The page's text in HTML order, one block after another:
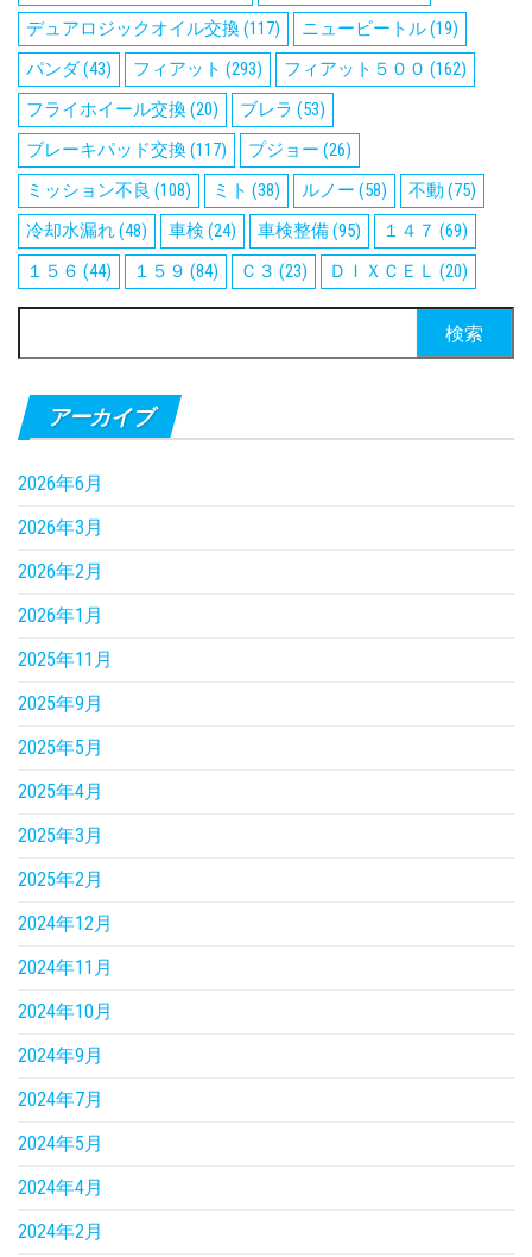
デュアロジックオイル交換(117) ニュービートル(19)
パンダ(43) フィアット (293) フィアット５００ (162)
フライホイール交換(20) ブレラ (53)
ブレーキパッド交換(117) プジョー (26)
ミッション不良 (108) ミト (38) ルノー (58) 不動 (75)
冷却水漏れ(48) 車検 (24) 車検整備(95) １４７ (69)
１５６ (44) １５９ (84) Ｃ３ (23) ＤＩＸＣＥＬ (20)
索:
アーカイブ
2026年6月
2026年3月
2026年2月
2026年1月
2025年11月
2025年9月
2025年5月
2025年4月
2025年3月
2025年2月
2024年12月
2024年11月
2024年10月
2024年9月
2024年7月
2024年5月
2024年4月
2024年2月